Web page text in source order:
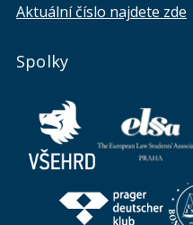
Aktuální číslo najdete zde
Spolky